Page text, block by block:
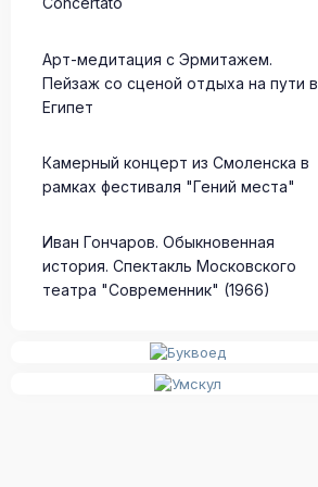
Арт-медитация с Эрмитажем.
Пейзаж со сценой отдыха на пути в
Египет
Камерный концерт из Смоленска в
рамках фестиваля "Гений места"
Иван Гончаров. Обыкновенная
история. Спектакль Московского
театра "Современник" (1966)